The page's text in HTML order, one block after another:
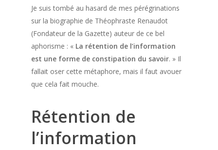
Je suis tombé au hasard de mes pérégrinations
sur la biographie de Théophraste Renaudot
(Fondateur de la Gazette) auteur de ce bel
aphorisme : « La rétention de l’information
est une forme de constipation du savoir. » Il
fallait oser cette métaphore, mais il faut avouer
que cela fait mouche.
Rétention de
l’information